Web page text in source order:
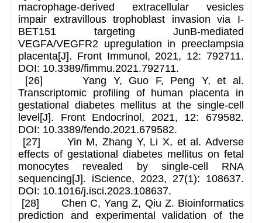
macrophage-derived extracellular vesicles
impair extravillous trophoblast invasion via I-
BET151 targeting JunB-mediated
VEGFA/VEGFR2 upregulation in preeclampsia
placenta[J]. Front Immunol, 2021, 12: 792711.
DOI: 10.3389/fimmu.2021.792711.
[26] Yang Y, Guo F, Peng Y, et al.
Transcriptomic profiling of human placenta in
gestational diabetes mellitus at the single-cell
level[J]. Front Endocrinol, 2021, 12: 679582.
DOI: 10.3389/fendo.2021.679582.
[27] Yin M, Zhang Y, Li X, et al. Adverse
effects of gestational diabetes mellitus on fetal
monocytes revealed by single-cell RNA
sequencing[J]. iScience, 2023, 27(1): 108637.
DOI: 10.1016/j.isci.2023.108637.
[28] Chen C, Yang Z, Qiu Z. Bioinformatics
prediction and experimental validation of the